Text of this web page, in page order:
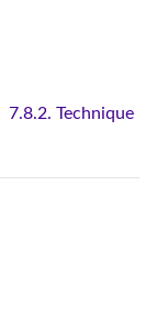
7.8.2. Technique